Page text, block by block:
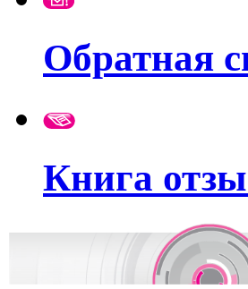
Обратная
Книга